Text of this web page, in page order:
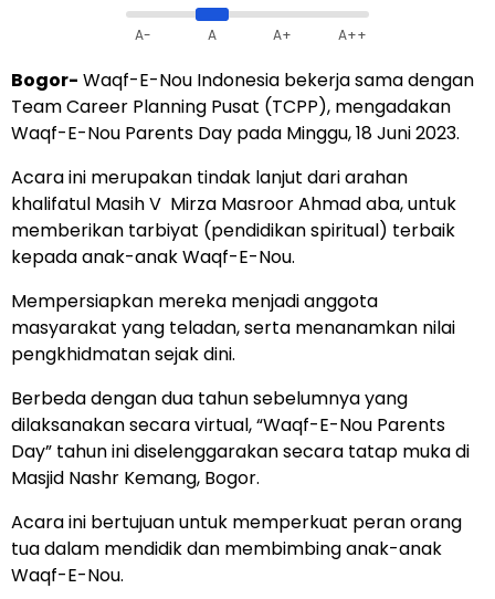
A- A A+ A++
Bogor- Waqf-E-Nou Indonesia bekerja sama dengan
Team Career Planning Pusat (TCPP), mengadakan
Waqf-E-Nou Parents Day pada Minggu, 18 Juni 2023.
Acara ini merupakan tindak lanjut dari arahan
khalifatul Masih V Mirza Masroor Ahmad aba, untuk
memberikan tarbiyat (pendidikan spiritual) terbaik
kepada anak-anak Waqf-E-Nou.
Mempersiapkan mereka menjadi anggota
masyarakat yang teladan, serta menanamkan nilai
pengkhidmatan sejak dini.
Berbeda dengan dua tahun sebelumnya yang
dilaksanakan secara virtual, “Waqf-E-Nou Parents
Day” tahun ini diselenggarakan secara tatap muka di
Masjid Nashr Kemang, Bogor.
Acara ini bertujuan untuk memperkuat peran orang
tua dalam mendidik dan membimbing anak-anak
Waqf-E-Nou.